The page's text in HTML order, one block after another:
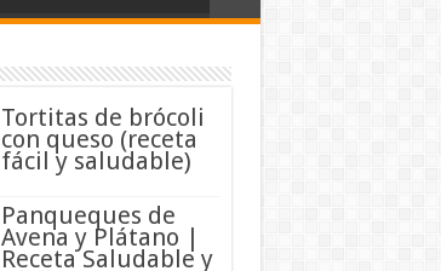
Tortitas de brócoli
con queso (receta
fácil y saludable)
Panqueques de
Avena y Plátano |
Receta Saludable y